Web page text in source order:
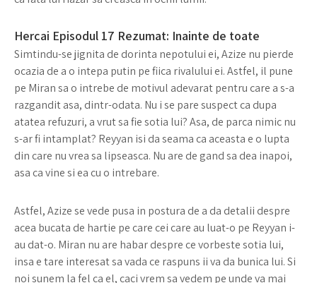
Hercai Episodul 17 Rezumat: Inainte de toate
Simtindu-se jignita de dorinta nepotului ei, Azize nu pierde
ocazia de a o intepa putin pe fiica rivalului ei. Astfel, il pune
pe Miran sa o intrebe de motivul adevarat pentru care a s-a
razgandit asa, dintr-odata. Nu i se pare suspect ca dupa
atatea refuzuri, a vrut sa fie sotia lui? Asa, de parca nimic nu
s-ar fi intamplat? Reyyan isi da seama ca aceasta e o lupta
din care nu vrea sa lipseasca. Nu are de gand sa dea inapoi,
asa ca vine si ea cu o intrebare.
Astfel, Azize se vede pusa in postura de a da detalii despre
acea bucata de hartie pe care cei care au luat-o pe Reyyan i-
au dat-o. Miran nu are habar despre ce vorbeste sotia lui,
insa e tare interesat sa vada ce raspuns ii va da bunica lui. Si
noi sunem la fel ca el, caci vrem sa vedem pe unde va mai